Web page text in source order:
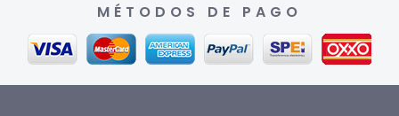
MÉTODOS DE PAGO